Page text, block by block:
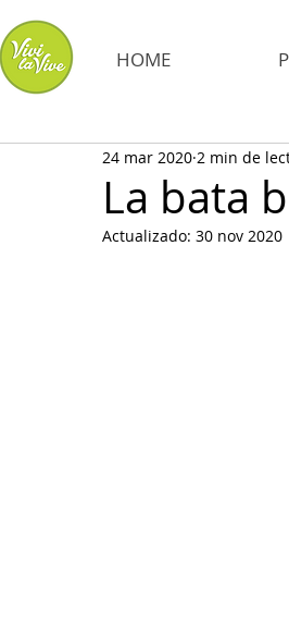
HOME
La bata
24 mar 2020 2 min de
Actualizado: 30 nov 2020